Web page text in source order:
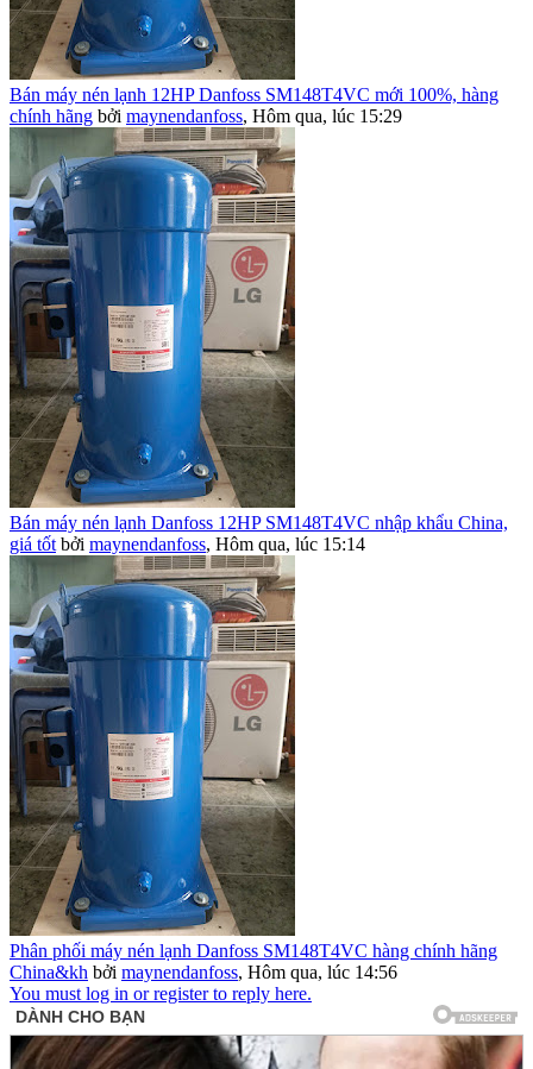
Bán máy nén lạnh 12HP Danfoss SM148T4VC mới 100%, hàng
chính hãng bởi maynendanfoss, Hôm qua, lúc 15:29
Bán máy nén lạnh Danfoss 12HP SM148T4VC nhập khẩu China,
giá tốt bởi maynendanfoss, Hôm qua, lúc 15:14
Phân phối máy nén lạnh Danfoss SM148T4VC hàng chính hãng
China&kh bởi maynendanfoss, Hôm qua, lúc 14:56
You must log in or register to reply here.